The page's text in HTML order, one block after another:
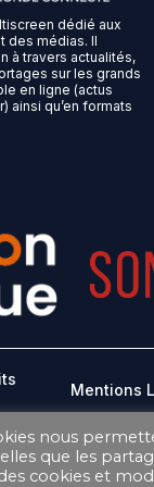
dédié aux
des médias. Il
à travers actualités,
sur les grands
en ligne (actus
ainsi qu’en formats
Mentions
nous
que les
cookies et